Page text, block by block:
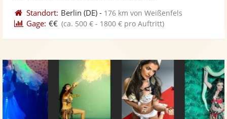
Standort: Berlin (DE) - 176 km von Weißenfels
Gage: €€ (ca. 500 € - 1800 € pro Auftritt)